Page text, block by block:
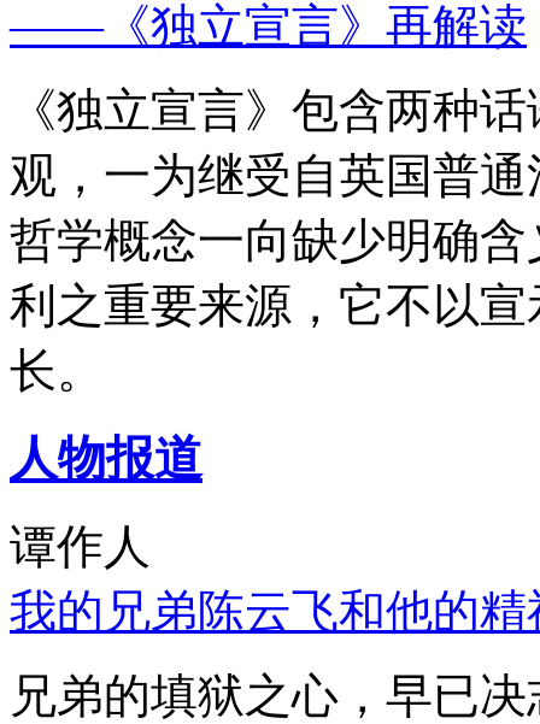
——《独立宣言》再解读
《独立宣言》包含两种
观，一为继受自英国普
哲学概念一向缺少明确
利之重要来源，它不以
长。
人物报道
谭作人
我的兄弟陈云飞和他的
兄弟的填狱之心，早已